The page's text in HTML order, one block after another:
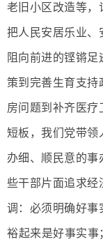
老旧小区改造等，
把人民安居乐业、
阻向前进的铿锵
策到完善生育支
房问题到补齐医疗
短板，我们党带领
办细、顺民意的
些干部片面追求经
调：必须明确好事
裕起来是好事实事